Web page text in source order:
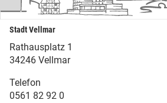
Stadt Vellmar
Rathausplatz 1
34246 Vellmar
Telefon
0561 82 92 0